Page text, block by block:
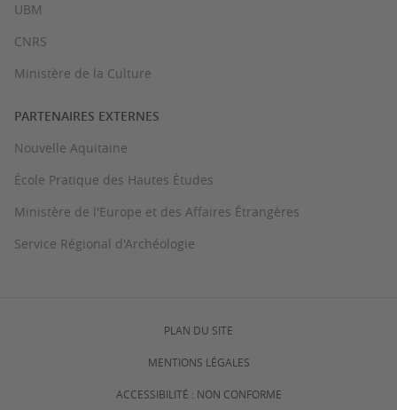
UBM
CNRS
Ministère de la Culture
PARTENAIRES EXTERNES
Nouvelle Aquitaine
École Pratique des Hautes Études
Ministère de l'Europe et des Affaires Étrangères
Service Régional d'Archéologie
PLAN DU SITE
MENTIONS LÉGALES
ACCESSIBILITÉ : NON CONFORME